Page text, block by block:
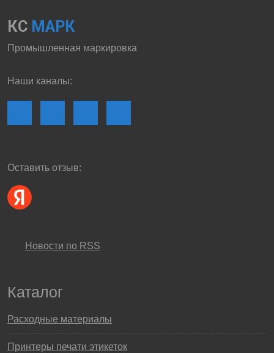
КС МАРК
Промышленная маркировка
Наши каналы:
Оставить отзыв:
Новости по RSS
Каталог
Расходные материалы
Принтеры печати этикеток